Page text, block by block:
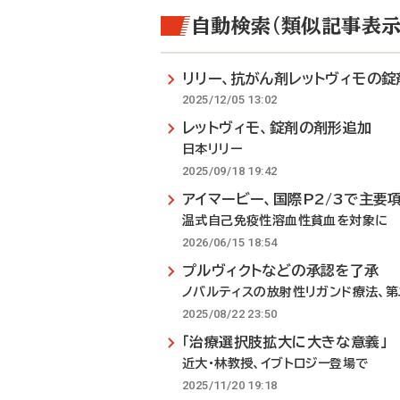
自動検索（類似記事表示
リリー、抗がん剤レットヴィモの
2025/12/05 13:02
レットヴィモ、錠剤の剤形追加
日本リリー
2025/09/18 19:42
アイマービー、国際P2/3で主要
温式自己免疫性溶血性貧血を対象に
2026/06/15 18:54
プルヴィクトなどの承認を了承
ノバルティスの放射性リガンド療法、
2025/08/22 23:50
「治療選択肢拡大に大きな意義」
近大・林教授、イブトロジー登場で
2025/11/20 19:18